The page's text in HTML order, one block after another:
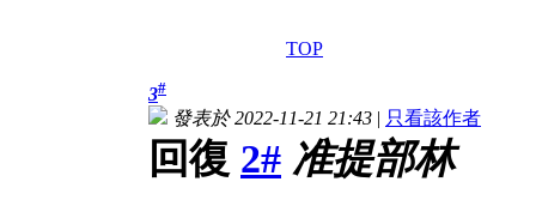
TOP
3#
發表於 2022-11-21 21:43 | 只看該作者
回復 2# 准提部林